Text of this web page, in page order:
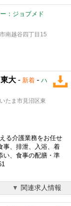
：ジョブメド
南越谷四丁目15
大 - 新着 - ハ
たま市見沼区東
る介護業務をお任せ
事、排泄、入浴、着
い、食事の配膳・準
関連求人情報